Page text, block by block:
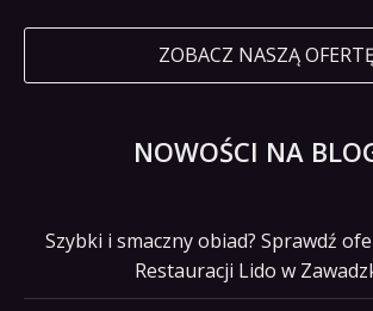
ZOBACZ NASZĄ OFERTĘ
NOWOŚCI NA
Szybki i smaczny obiad? Sprawdź
Restauracji Lido w